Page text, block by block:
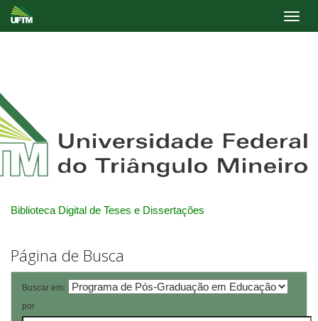
Biblioteca Digital de Teses e Dissertações
Página de Busca
Buscar em:
por